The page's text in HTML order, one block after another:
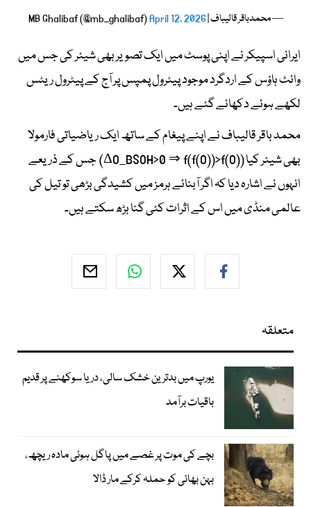
— محمدباقر قالیباف | MB Ghalibaf (@mb_ghalibaf)April 12, 2026
ایرانی اسپیکر نے اپنی پوسٹ میں ایک تصویر بھی شیئر کی جس میں
وائٹ ہاؤس کے اردگرد موجود پیٹرول پمپس پر آج کے پیٹرول ریٹس
لکھے ہوئے دکھائے گئے ہیں۔
محمد باقر قالیباف نے اپنے پیغام کے ساتھ ایک ریاضیاتی فارمولا
بھی شیئر کیا (ΔO_BSOH>0 ⇒ f(f(O))>f(O)) جس کے ذریعے
انہوں نے اشارہ دیا کہ اگر آبنائے ہرمز میں کشیدگی بڑھی تو تیل کی
عالمی منڈی میں اس کے اثرات کئی گنا بڑھ سکتے ہیں۔
متعلقہ
یورپ میں بدترین خشک سالی، دریا سوکھنے پر قدیم
باقیات برآمد
بچے کی موت پر غصے میں پاگل ہوئی مادہ ریچھ،
بہن بھائی کو حملہ کرکے مار ڈالا